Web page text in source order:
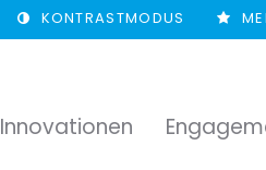
KONTRASTMODUS
Innovationen